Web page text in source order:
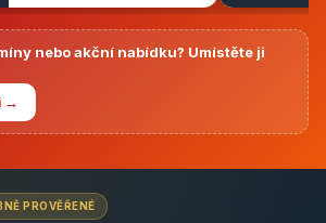
nebo akční nabídku? Umístěte ji
→
PROVĚŘENÉ